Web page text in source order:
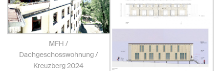
MFH /
Dachgeschosswohnung /
Kreuzberg 2024